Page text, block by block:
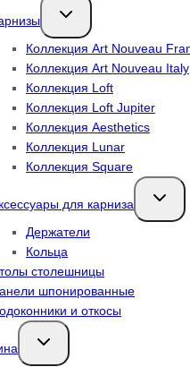
Переключить
дочернее
Коллекция Art Nouveau
Коллекция Art Nouveau Italy
Коллекция Loft
Коллекция Loft Jupiter
Коллекция Aesthetics
Коллекция Lunar
Коллекция Square
для карниза
дочернее
Держатели
Кольца
столешницы
шпонированные
и откосы
Переключить
дочернее